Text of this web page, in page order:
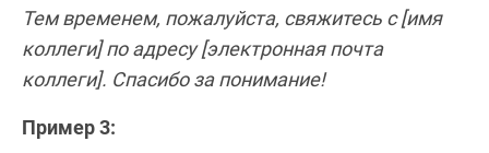
Тем временем, пожалуйста, свяжитесь с [имя
коллеги] по адресу [электронная почта
коллеги]. Спасибо за понимание!
Пример 3: